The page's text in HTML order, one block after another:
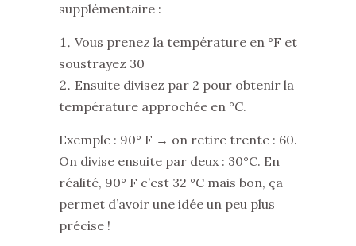
supplémentaire :
Vous prenez la température en °F et
soustrayez 30
Ensuite divisez par 2 pour obtenir la
température approchée en °C.
Exemple : 90° F → on retire trente : 60.
On divise ensuite par deux : 30°C. En
réalité, 90° F c’est 32 °C mais bon, ça
permet d’avoir une idée un peu plus
précise !